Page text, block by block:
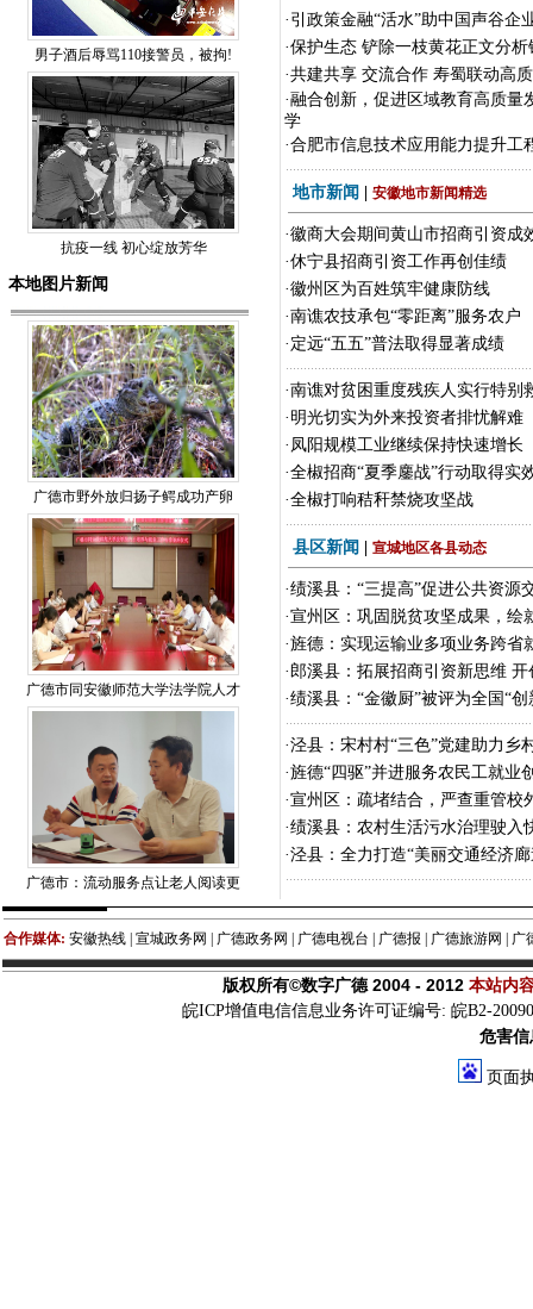
男子酒后辱骂110接警员，被拘!
抗疫一线 初心绽放芳华
本地图片新闻
广德市野外放归扬子鳄成功产卵
广德市同安徽师范大学法学院人才
广德市：流动服务点让老人阅读更
· 引政策金融“活水”助中国声谷企
·保护生态 铲除一枝黄花正文分析
·共建共享 交流合作 寿蜀联动高
·融合创新，促进区域教育高质
学
·合肥市信息技术应用能力提升工
地市新闻 安徽地市新闻精选
·徽商大会期间黄山市招商引资成
·休宁县招商引资工作再创佳绩
·徽州区为百姓筑牢健康防线
·南谯农技承包“零距离”服务农户
· 定远“五五”普法取得显著成绩
·南谯对贫困重度残疾人实行特别
· 明光切实为外来投资者排忧解难
· 凤阳规模工业继续保持快速增长
·全椒招商“夏季鏖战”行动取得实
·全椒打响秸秆禁烧攻坚战
县区新闻 宣城地区各县动态
·绩溪县：“三提高”促进公共资源
·宣州区：巩固脱贫攻坚成果，绘
·旌德：实现运输业多项业务跨省
·郎溪县：拓展招商引资新思维
·绩溪县：“金徽厨”被评为全国“
·泾县：宋村村“三色”党建助力乡
·旌德“四驱”并进服务农民工就业
·宣州区：疏堵结合，严查重管校
·绩溪县：农村生活污水治理驶入
·泾县：全力打造“美丽交通经济廊
合作媒体: 安徽热线 | 宣城政务网 | 广德政务网 | 广德电视台 | 广德报 | 广德旅游网 | 广
版权所有©数字广德 2004 - 2012 本站内
皖ICP增值电信信息业务许可证编号: 皖B2-
危害信
页面